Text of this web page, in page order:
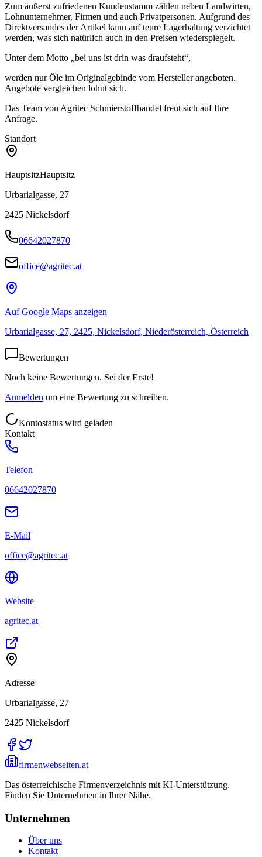
Zum äußerst zufriedenen Kundenstamm zählen neben Landwirten,
Lohnunternehmer, Firmen und auch Privatpersonen. Aufgrund des
Direktversandes der Artikel kann auf teure Lagerhaltung verzichtet
werden, was sich natürlich auch in den Preisen wiederspiegelt.
Unter dem Motto „bei uns ist drin was draufsteht“,
werden nur Öle im Originalgebinde vom Hersteller angeboten.
Angebote vergleichen lohnt sich.
Das Team von Agritec Schmierstoffhandel freut sich auf Ihre
Anfrage.
Standort
HauptsitzHauptsitz
Urbarialgasse, 27
2425 Nickelsdorf
06642027870
office@agritec.at
Auf Google Maps anzeigen
Urbarialgasse, 27, 2425, Nickelsdorf, Niederösterreich, Österreich
Bewertungen
Noch keine Bewertungen. Sei der Erste!
Anmelden um eine Bewertung zu schreiben.
Kontostatus wird geladen
Kontakt
Telefon
06642027870
E-Mail
office@agritec.at
Website
agritec.at
Adresse
Urbarialgasse, 27
2425 Nickelsdorf
firmenwebseiten.at
Das österreichische Firmenverzeichnis mit KI-Unterstützung.
Finden Sie Unternehmen in Ihrer Nähe.
Unternehmen
Über uns
Kontakt